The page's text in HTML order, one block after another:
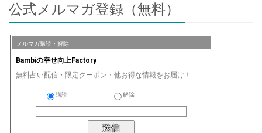
公式メルマガ登録（無料）
メルマガ購読・解除
Bambiの幸せ向上Factory
無料占い配信・限定クーポン・他お得な情報をお届け！
購読 解除